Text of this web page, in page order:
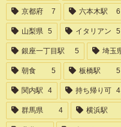
京都府 7 六本木駅 6
山梨県 5 イタリアン 5
銀座一丁目駅 5 埼玉
朝食 5 板橋駅 5
関内駅 4 持ち帰り可 4
群馬県 4 横浜駅